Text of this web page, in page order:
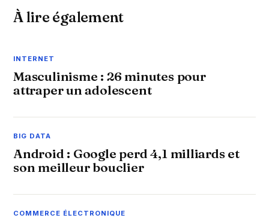
À lire également
INTERNET
Masculinisme : 26 minutes pour
attraper un adolescent
BIG DATA
Android : Google perd 4,1 milliards et
son meilleur bouclier
COMMERCE ÉLECTRONIQUE